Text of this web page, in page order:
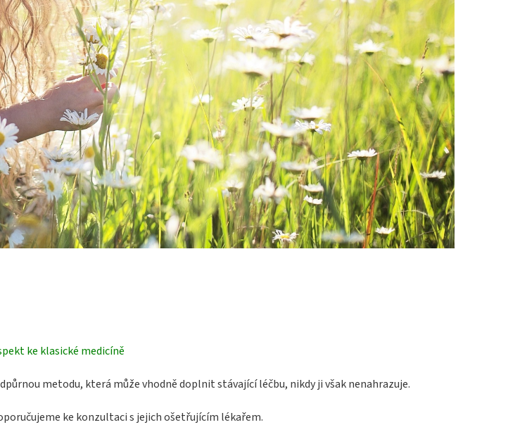
ke klasické medicíně
metodu, která může vhodně doplnit stávající léčbu, nikdy ji však nenahrazuje.
ke konzultaci s jejich ošetřujícím lékařem.